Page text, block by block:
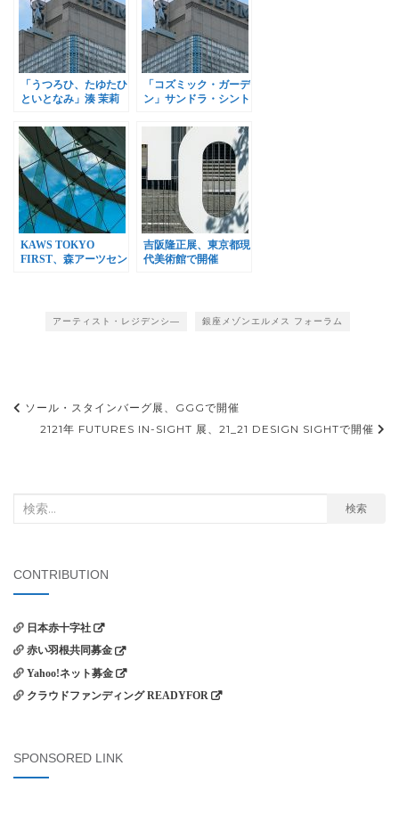
「うつろひ、たゆたひ
といとなみ」湊 茉莉
スで開催
「コズミック・ガーデ
ン」サンドラ・シント
スで開催
KAWS TOKYO
FIRST、森アーツセン
吉阪隆正展、東京都現
代美術館で開催
アーティスト・レジデンシ― 銀座メゾンエルメス フォーラム
投
ゲ
シ
ョ
ン
ソール・スタインバーグ展、GGGで開催
2121年 FUTURES IN-SIGHT 展、21_21 DESIGN SIGHTで開催
象:
検索
CONTRIBUTION
日本赤十字社
赤い羽根共同募金
Yahoo!ネット募金
クラウドファンディング READYFOR
SPONSORED LINK